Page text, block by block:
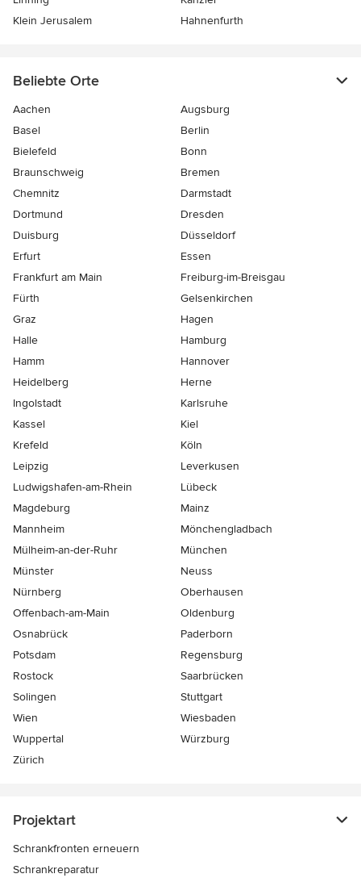
Klein Jerusalem
Hahnenfurth
Beliebte Orte
Aachen
Augsburg
Basel
Berlin
Bielefeld
Bonn
Braunschweig
Bremen
Chemnitz
Darmstadt
Dortmund
Dresden
Duisburg
Düsseldorf
Erfurt
Essen
Frankfurt am Main
Freiburg-im-Breisgau
Fürth
Gelsenkirchen
Graz
Hagen
Halle
Hamburg
Hamm
Hannover
Heidelberg
Herne
Ingolstadt
Karlsruhe
Kassel
Kiel
Krefeld
Köln
Leipzig
Leverkusen
Ludwigshafen-am-Rhein
Lübeck
Magdeburg
Mainz
Mannheim
Mönchen­gladbach
Mülheim-an-der-Ruhr
München
Münster
Neuss
Nürnberg
Oberhausen
Offenbach-am-Main
Oldenburg
Osnabrück
Paderborn
Potsdam
Regensburg
Rostock
Saarbrücken
Solingen
Stuttgart
Wien
Wiesbaden
Wuppertal
Würzburg
Zürich
Projektart
Schrankfronten erneuern
Schrankreparatur